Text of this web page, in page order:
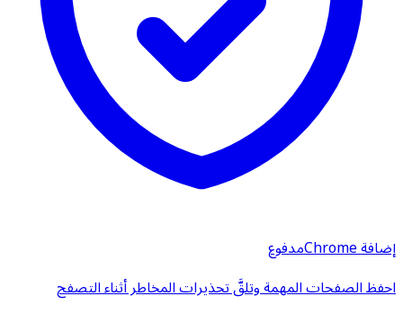
إضافة Chrome
مدفوع
احفظ الصفحات المهمة وتلقَّ تحذيرات المخاطر أثناء التصفح